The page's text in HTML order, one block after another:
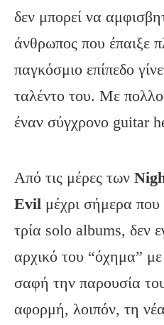
δεν μπορεί να
άνθρωπος που έπαιξε
παγκόσμιο επίπεδο
ταλέντο του. Με
έναν σύγχρονο guitar
Από τις μέρες των
Evil μέχρι σήμερα που
τρία solo albums, δεν
αρχικό του “όχημα”
σαφή την παρουσία
αφορμή, λοιπόν, τη